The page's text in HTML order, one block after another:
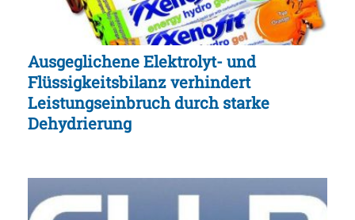
Ausgeglichene Elektrolyt- und
Flüssigkeitsbilanz verhindert
Leistungseinbruch durch starke
Dehydrierung